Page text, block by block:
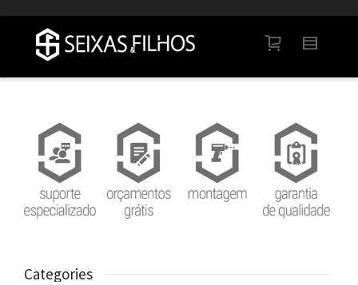
Help me Dante! I'm looking for new shirts in
a size medium that cost between £
. Show
me all the black items, from the brand
FIND MY ITEMS!
Categories